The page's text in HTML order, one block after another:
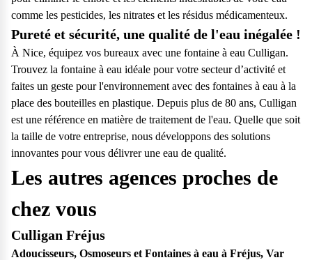
comme les pesticides, les nitrates et les résidus médicamenteux.
Pureté et sécurité, une qualité de l'eau inégalée !
À Nice, équipez vos bureaux avec une fontaine à eau Culligan.
Trouvez la fontaine à eau idéale pour votre secteur d’activité et
faites un geste pour l'environnement avec des fontaines à eau à la
place des bouteilles en plastique. Depuis plus de 80 ans, Culligan
est une référence en matière de traitement de l'eau. Quelle que soit
la taille de votre entreprise, nous développons des solutions
innovantes pour vous délivrer une eau de qualité.
Les autres agences proches de
chez vous
Culligan Fréjus
Adoucisseurs, Osmoseurs et Fontaines à eau à Fréjus, Var